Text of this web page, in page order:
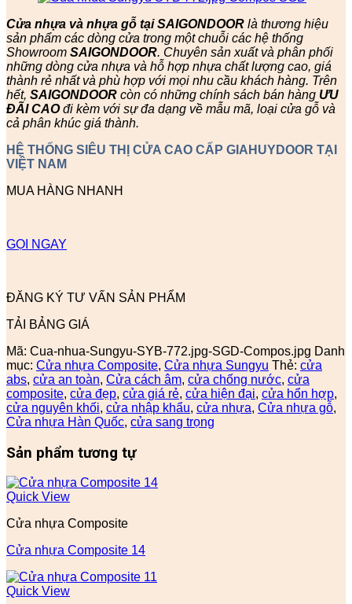
Cửa nhựa và nhựa gỗ tại SAIGONDOOR là thương hiệu
sản phẩm các dòng cửa trong một chuỗi các hệ thống
Showroom SAIGONDOOR. Chuyên sản xuất và phân phối
những dòng cửa nhựa và hỗ hợp nhựa chất lượng cao, giá
thành rẻ nhất và phù hợp với mọi nhu cầu khách hàng. Trên
hết, SAIGONDOOR còn có những chính sách bán hàng ƯU
ĐÃI CAOđi kèm với sự đa dạng về mẫu mã, loại cửa gỗ và
cả phân khúc giá thành.
HỆ THỐNG SIÊU THỊ CỬA CAO CẤP GIAHUYDOOR TẠI
VIỆT NAM
MUA HÀNG NHANH
GỌI NGAY
ĐĂNG KÝ TƯ VẤN SẢN PHẨM
TẢI BẢNG GIÁ
Mã: Cua-nhua-Sungyu-SYB-772.jpg-SGD-Compos.jpg Danh
mục: Cửa nhựa Composite, Cửa nhựa Sungyu Thẻ: cửa
abs, cửa an toàn, Cửa cách âm, cửa chống nước, cửa
composite, cửa đẹp, cửa giá rẻ, cửa hiện đại, cửa hổn hợp,
cửa nguyên khối, cửa nhập khẩu, cửa nhựa, Cửa nhựa gỗ,
Cửa nhựa Hàn Quốc, cửa sang trọng
Sản phẩm tương tự
Quick View
Cửa nhựa Composite
Cửa nhựa Composite 14
Quick View